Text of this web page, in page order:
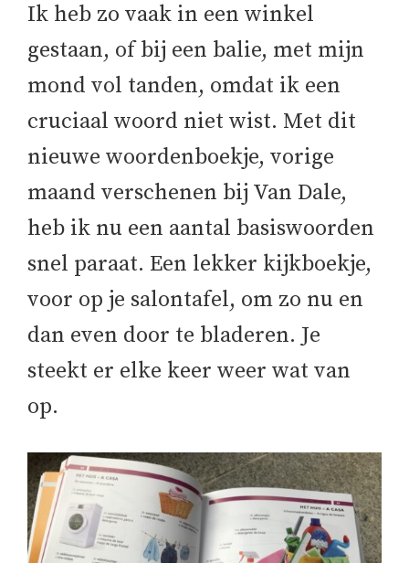
Ik heb zo vaak in een winkel
gestaan, of bij een balie, met mijn
mond vol tanden, omdat ik een
cruciaal woord niet wist. Met dit
nieuwe woordenboekje, vorige
maand verschenen bij Van Dale,
heb ik nu een aantal basiswoorden
snel paraat. Een lekker kijkboekje,
voor op je salontafel, om zo nu en
dan even door te bladeren. Je
steekt er elke keer weer wat van
op.